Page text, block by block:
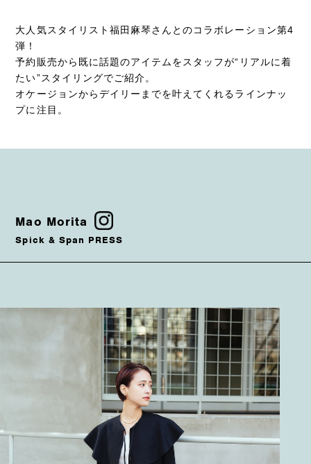
大人気スタイリスト福田麻琴さんとのコラボレーション第4
弾！
予約販売から既に話題のアイテムをスタッフが“リアルに着
たい”スタイリングでご紹介。
オケージョンからデイリーまでを叶えてくれるラインナッ
プに注目。
Mao Morita
Spick & Span PRESS